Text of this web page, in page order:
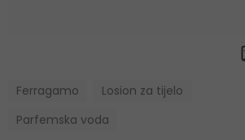
Ferragamo
Losion za tijelo
Parfemska voda